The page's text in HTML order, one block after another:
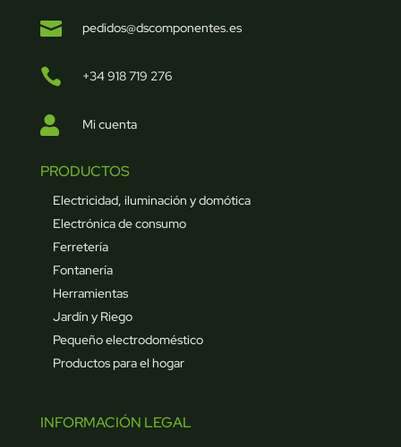
 pedidos@dscomponentes.es
 +34 918 719 276
 Mi cuenta
PRODUCTOS
Electricidad, iluminación y domótica
Electrónica de consumo
Ferretería
Fontanería
Herramientas
Jardín y Riego
Pequeño electrodoméstico
Productos para el hogar
INFORMACIÓN LEGAL